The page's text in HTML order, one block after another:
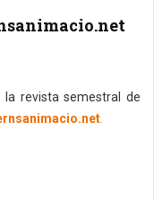
revista semestral de